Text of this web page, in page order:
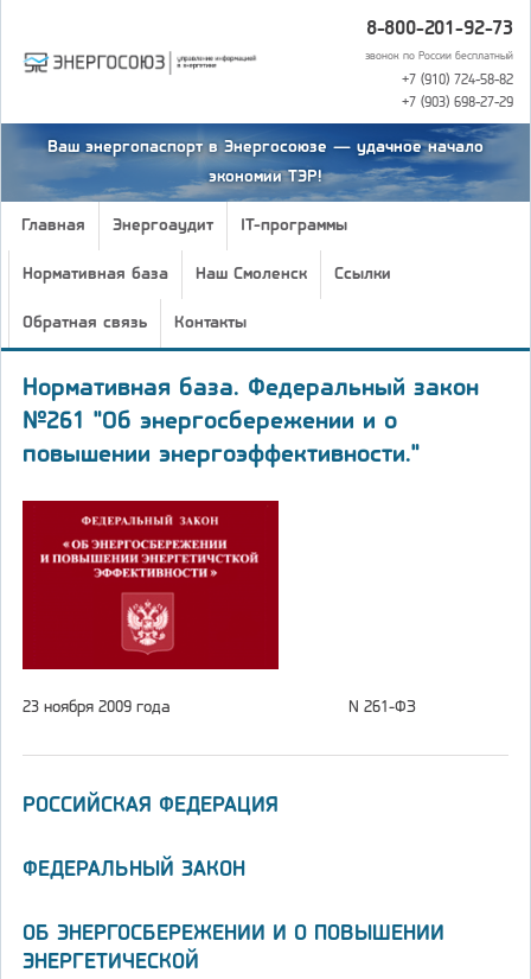
8-800-201-92-73
звонок по России бесплатный
+7 (910) 724-58-82
+7 (903) 698-27-29
Ваш энергопаспорт в Энергосоюзе — удачное начало
экономии ТЭР!
Главная Энергоаудит IT-программы
Нормативная база Наш Смоленск Ссылки
Обратная связь Контакты
Нормативная база. Федеральный закон
№261 "Об энергосбережении и о
повышении энергоэффективности."
23 ноября 2009 года N 261-ФЗ
РОССИЙСКАЯ ФЕДЕРАЦИЯ
ФЕДЕРАЛЬНЫЙ ЗАКОН
ОБ ЭНЕРГОСБЕРЕЖЕНИИ И О ПОВЫШЕНИИ
ЭНЕРГЕТИЧЕСКОЙ